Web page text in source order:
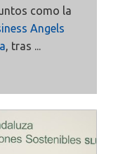
como la
Angels
, tras ...